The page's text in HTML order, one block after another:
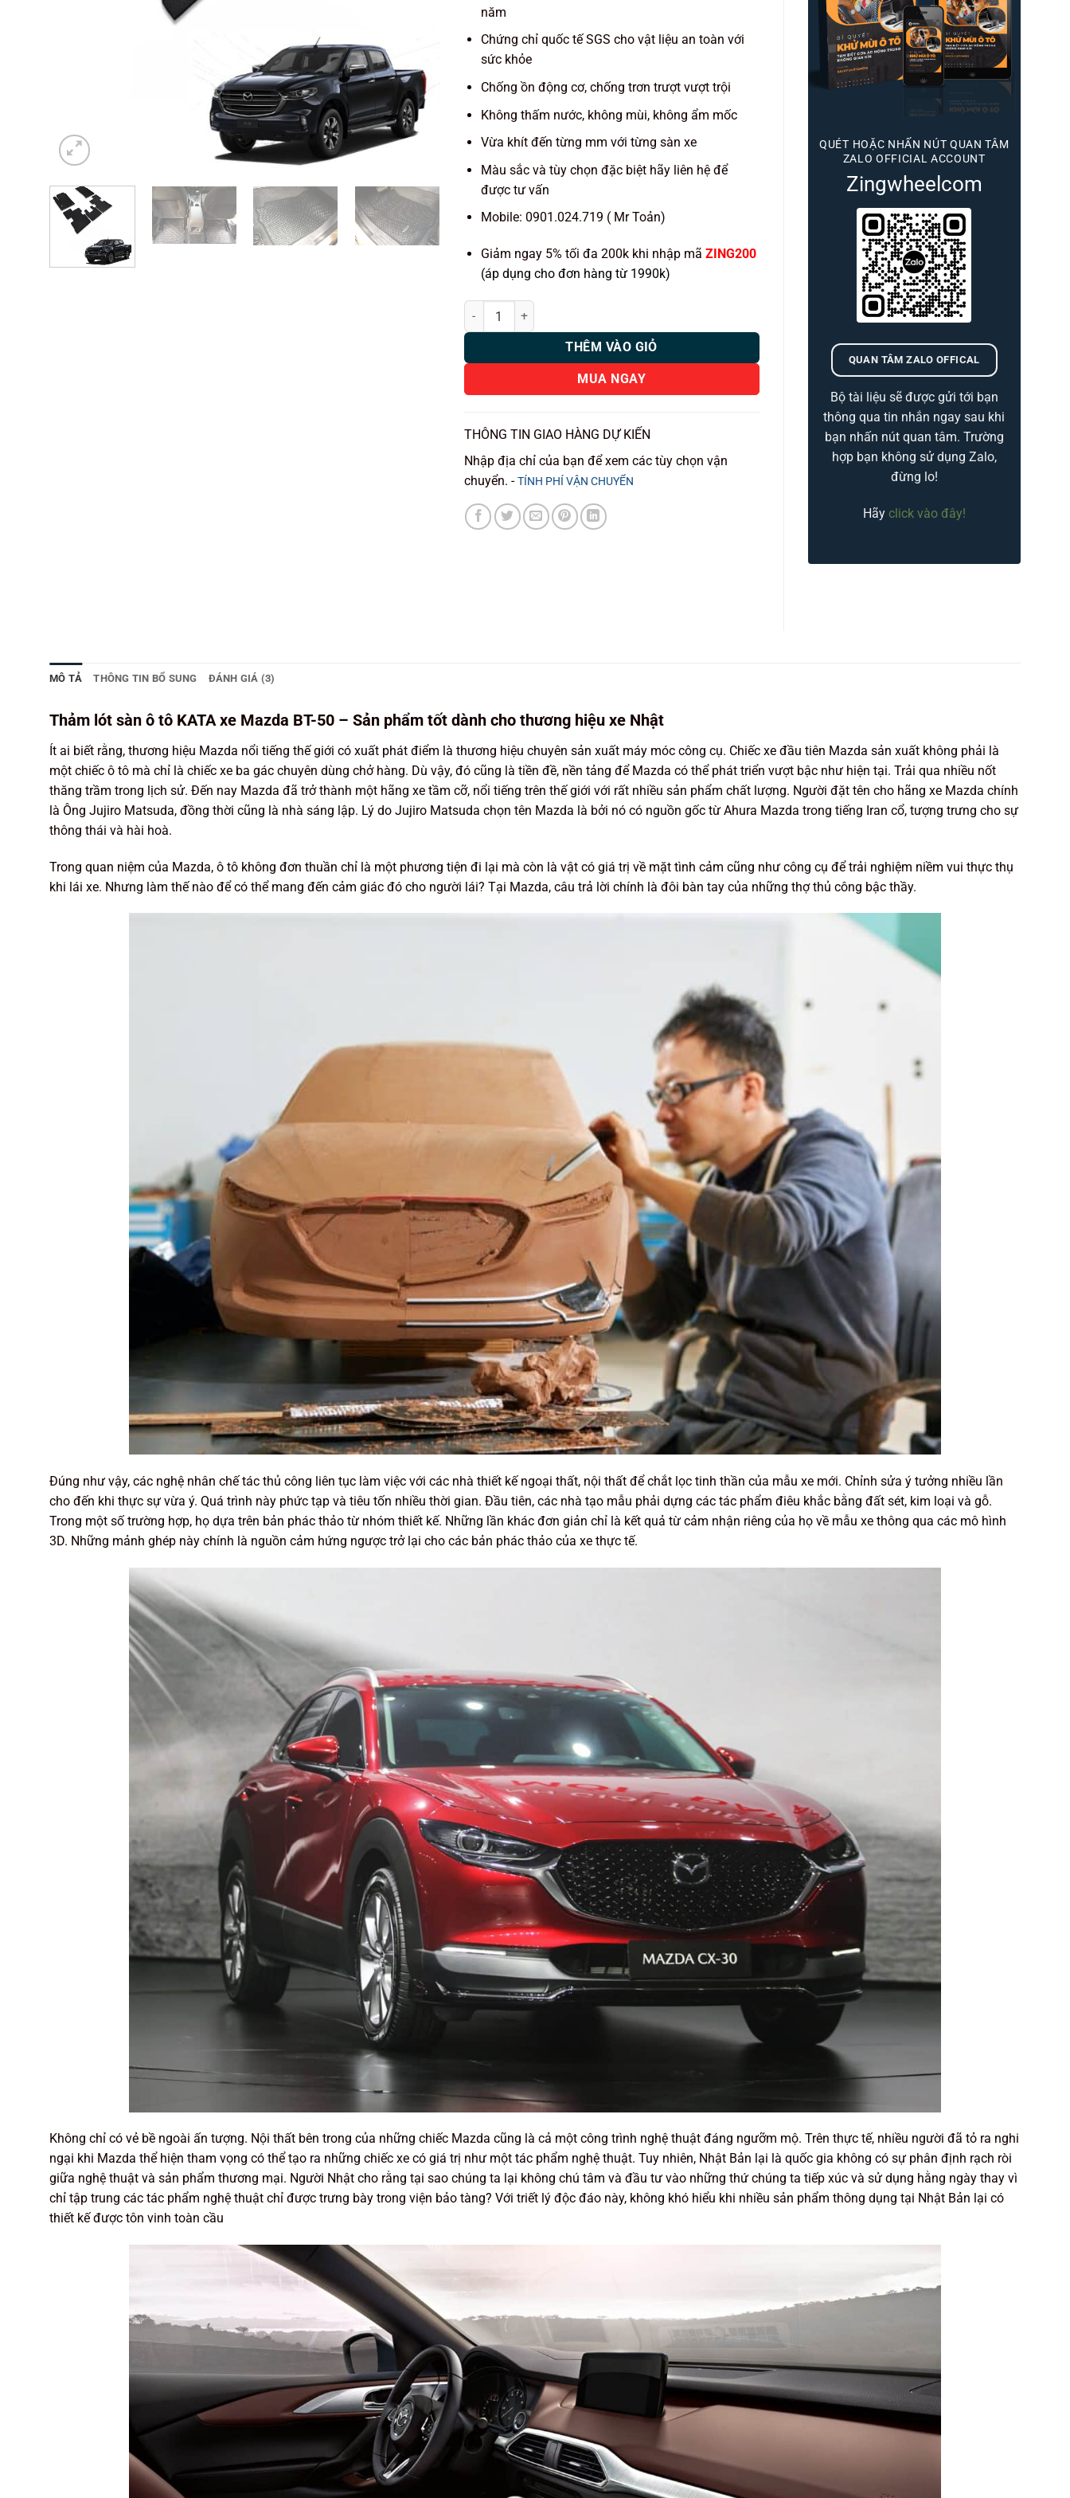
năm
Chứng chỉ quốc tế SGS cho vật liệu an toàn với
sức khỏe
Chống ồn động cơ, chống trơn trượt vượt trội
Không thấm nước, không mùi, không ẩm mốc
Vừa khít đến từng mm với từng sàn xe
Màu sắc và tùy chọn đặc biệt hãy liên hệ để
được tư vấn
Mobile: 0901.024.719 ( Mr Toản)
Giảm ngay 5% tối đa 200k khi nhập mã ZING200
(áp dụng cho đơn hàng từ 1990k)
Thảm lót sàn ô tô KATA xe Mazda BT-50 số lượng
THÊM VÀO GIỎ
MUA NGAY
THÔNG TIN GIAO HÀNG DỰ KIẾN
Nhập địa chỉ của bạn để xem các tùy chọn vận
chuyển. -TÍNH PHÍ VẬN CHUYỂN
QUÉT HOẶC NHẤN NÚT QUAN TÂM
ZALO OFFICIAL ACCOUNT
Zingwheelcom
QUAN TÂM ZALO OFFICAL
Bộ tài liệu sẽ được gửi tới bạn
thông qua tin nhắn ngay sau khi
bạn nhấn nút quan tâm. Trường
hợp bạn không sử dụng Zalo,
đừng lo!
Hãy click vào đây!
MÔ TẢ THÔNG TIN BỔ SUNG ĐÁNH GIÁ (3)
Thảm lót sàn ô tô KATA xe Mazda BT-50 – Sản phẩm tốt dành cho thương hiệu xe Nhật
Ít ai biết rằng, thương hiệu Mazda nổi tiếng thế giới có xuất phát điểm là thương hiệu chuyên sản xuất máy móc công cụ. Chiếc xe đầu tiên Mazda sản xuất không phải là
một chiếc ô tô mà chỉ là chiếc xe ba gác chuyên dùng chở hàng. Dù vậy, đó cũng là tiền đề, nền tảng để Mazda có thể phát triển vượt bậc như hiện tại. Trải qua nhiều nốt
thăng trầm trong lịch sử. Đến nay Mazda đã trở thành một hãng xe tầm cỡ, nổi tiếng trên thế giới với rất nhiều sản phẩm chất lượng. Người đặt tên cho hãng xe Mazda chính
là Ông Jujiro Matsuda, đồng thời cũng là nhà sáng lập. Lý do Jujiro Matsuda chọn tên Mazda là bởi nó có nguồn gốc từ Ahura Mazda trong tiếng Iran cổ, tượng trưng cho sự
thông thái và hài hoà.
Trong quan niệm của Mazda, ô tô không đơn thuần chỉ là một phương tiện đi lại mà còn là vật có giá trị về mặt tình cảm cũng như công cụ để trải nghiệm niềm vui thực thụ
khi lái xe. Nhưng làm thế nào để có thể mang đến cảm giác đó cho người lái? Tại Mazda, câu trả lời chính là đôi bàn tay của những thợ thủ công bậc thầy.
Đúng như vậy, các nghệ nhân chế tác thủ công liên tục làm việc với các nhà thiết kế ngoại thất, nội thất để chắt lọc tinh thần của mẫu xe mới. Chỉnh sửa ý tưởng nhiều lần
cho đến khi thực sự vừa ý. Quá trình này phức tạp và tiêu tốn nhiều thời gian. Đầu tiên, các nhà tạo mẫu phải dựng các tác phẩm điêu khắc bằng đất sét, kim loại và gỗ.
Trong một số trường hợp, họ dựa trên bản phác thảo từ nhóm thiết kế. Những lần khác đơn giản chỉ là kết quả từ cảm nhận riêng của họ về mẫu xe thông qua các mô hình
3D. Những mảnh ghép này chính là nguồn cảm hứng ngược trở lại cho các bản phác thảo của xe thực tế.
Không chỉ có vẻ bề ngoài ấn tượng. Nội thất bên trong của những chiếc Mazda cũng là cả một công trình nghệ thuật đáng ngưỡm mộ. Trên thực tế, nhiều người đã tỏ ra nghi
ngại khi Mazda thể hiện tham vọng có thể tạo ra những chiếc xe có giá trị như một tác phẩm nghệ thuật. Tuy nhiên, Nhật Bản lại là quốc gia không có sự phân định rạch ròi
giữa nghệ thuật và sản phẩm thương mại. Người Nhật cho rằng tại sao chúng ta lại không chú tâm và đầu tư vào những thứ chúng ta tiếp xúc và sử dụng hằng ngày thay vì
chỉ tập trung các tác phẩm nghệ thuật chỉ được trưng bày trong viện bảo tàng? Với triết lý độc đáo này, không khó hiểu khi nhiều sản phẩm thông dụng tại Nhật Bản lại có
thiết kế được tôn vinh toàn cầu